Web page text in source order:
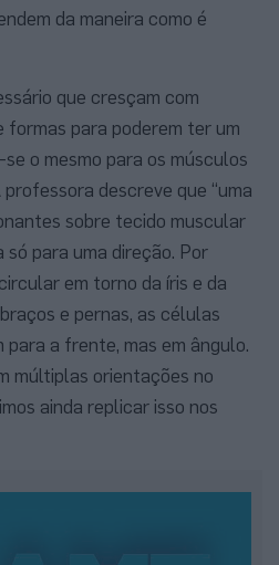
da maneira como é
que cresçam com
para poderem ter um
o mesmo para os músculos
descreve que “uma
sobre tecido muscular
para uma direção. Por
em torno da íris e da
e pernas, as células
a frente, mas em ângulo.
múltiplas orientações no
ainda replicar isso nos